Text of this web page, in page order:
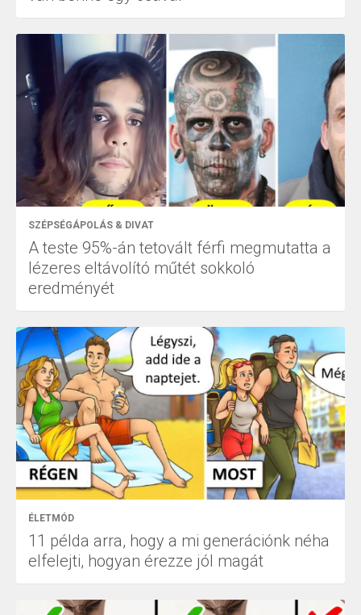
SZÉPSÉGÁPOLÁS & DIVAT
A teste 95%-án tetovált férfi megmutatta a
lézeres eltávolító műtét sokkoló
eredményét
ÉLETMÓD
11 példa arra, hogy a mi generációnk néha
elfelejti, hogyan érezze jól magát